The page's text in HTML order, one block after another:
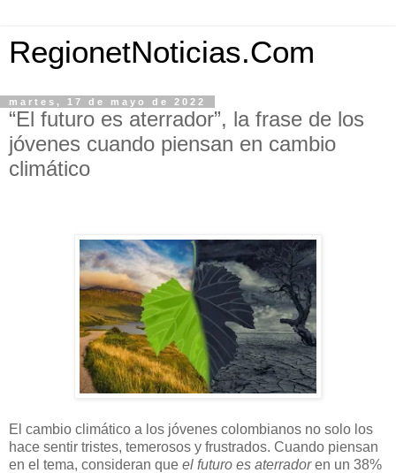
RegionetNoticias.Com
martes, 17 de mayo de 2022
“El futuro es aterrador”, la frase de los
jóvenes cuando piensan en cambio
climático
El cambio climático a los jóvenes colombianos no solo los
hace sentir tristes, temerosos y frustrados. Cuando piensan
en el tema, consideran que el futuro es aterradoren un 38%